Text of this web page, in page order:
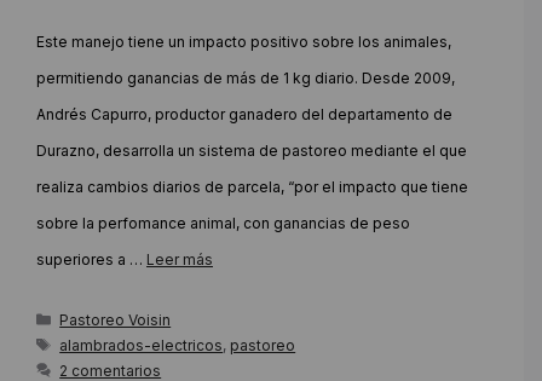
Este manejo tiene un impacto positivo sobre los animales,
permitiendo ganancias de más de 1 kg diario. Desde 2009,
Andrés Capurro, productor ganadero del departamento de
Durazno, desarrolla un sistema de pastoreo mediante el que
realiza cambios diarios de parcela, “por el impacto que tiene
sobre la perfomance animal, con ganancias de peso
superiores a … Leer más
Categorías
Pastoreo Voisin
Etiquetas
alambrados-electricos, pastoreo
2 comentarios